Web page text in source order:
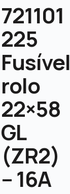
721101
225
Fusível
rolo
22×58
GL
(ZR2)
– 16A